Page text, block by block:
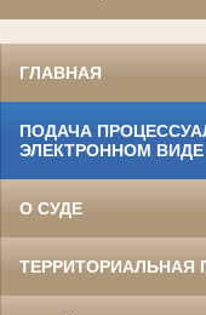
ГЛАВНАЯ
ПОДАЧА
ЭЛЕКТРОННОМ ВИДЕ
О СУДЕ
ТЕРРИТОРИАЛЬНАЯ